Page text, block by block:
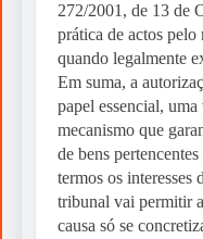
272/2001, de 13 de
prática de actos pelo
quando legalmente
Em suma, a
papel essencial,
mecanismo que
de bens
termos os interesses
tribunal vai permitir
causa só se